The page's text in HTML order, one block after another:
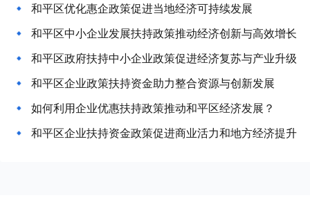
和平区优化惠企政策促进当地经济可持续发展
和平区中小企业发展扶持政策推动经济创新与高效增长
和平区政府扶持中小企业政策促进经济复苏与产业升级
和平区企业政策扶持资金助力整合资源与创新发展
如何利用企业优惠扶持政策推动和平区经济发展？
和平区企业扶持资金政策促进商业活力和地方经济提升